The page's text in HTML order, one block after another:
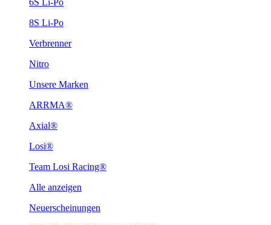
6S Li-Po
8S Li-Po
Verbrenner
Nitro
Unsere Marken
ARRMA®
Axial®
Losi®
Team Losi Racing®
Alle anzeigen
Neuerscheinungen